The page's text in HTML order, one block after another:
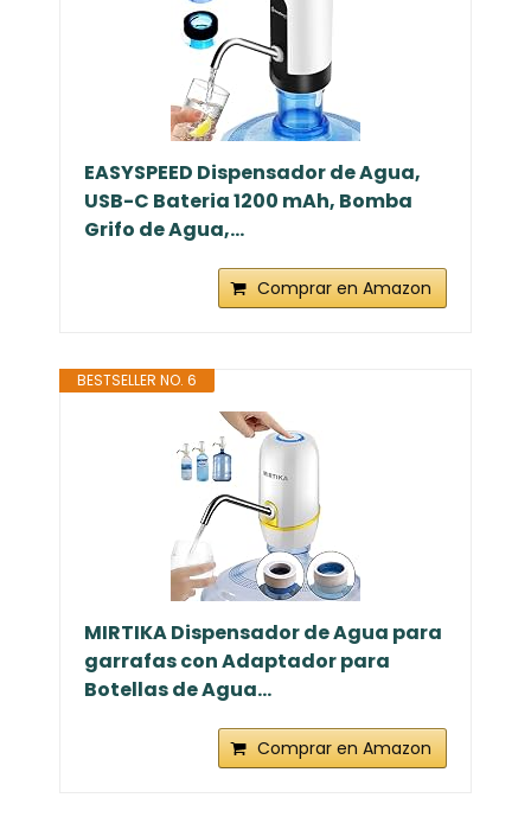
EASYSPEED Dispensador de Agua,
USB-C Bateria 1200 mAh, Bomba
Grifo de Agua,...
Comprar en Amazon
BESTSELLER NO. 6
MIRTIKA Dispensador de Agua para
garrafas con Adaptador para
Botellas de Agua...
Comprar en Amazon